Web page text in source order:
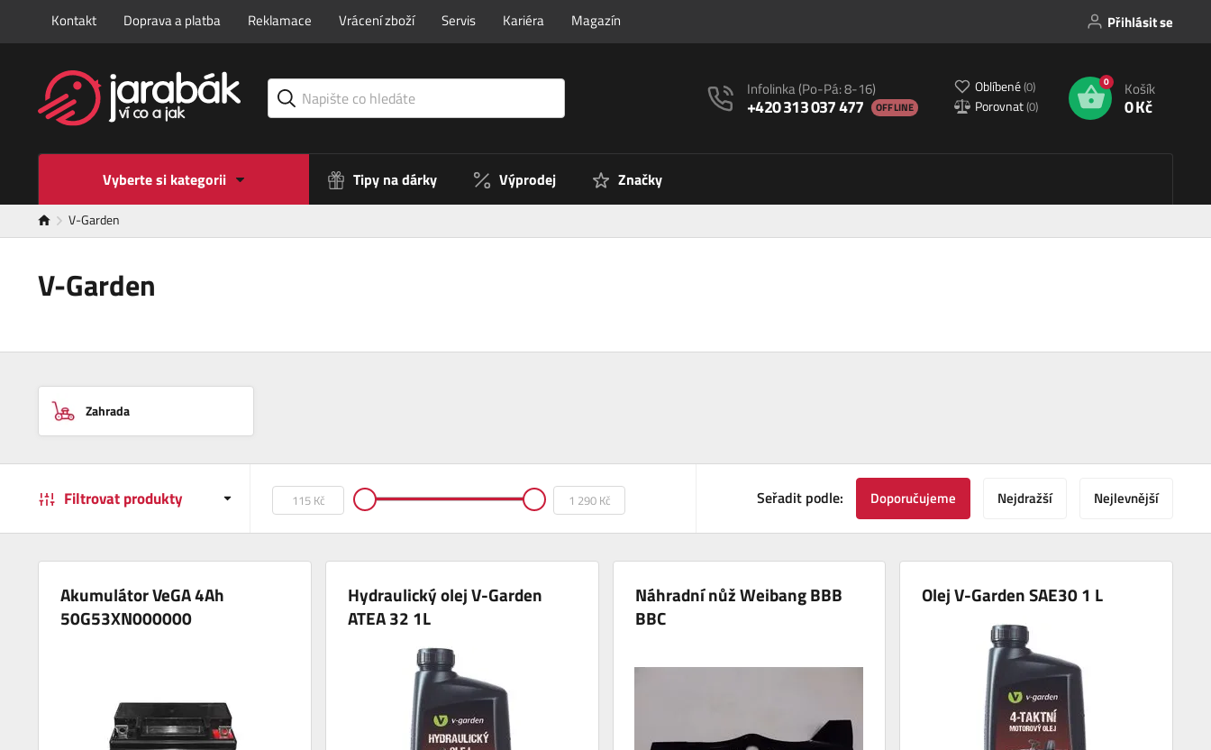
Kontakt Doprava a platba Reklamace Vrácení zboží Servis Kariéra Magazín Přihlásit se
Infolinka(Po-Pá: 8-16)
+420 313 037 477 OFFLINE
Oblíbené(0)
Porovnat(0)
0 Košík
0 Kč
Vyberte si kategorii Tipy na dárky Výprodej Značky
V-Garden
V-Garden
Zahrada
Filtrovat produkty Seřadit podle: Doporučujeme Nejdražší Nejlevnější
Akumulátor VeGA 4Ah
50G53XN000000
Hydraulický olej V-Garden
ATEA 32 1L
Náhradní nůž Weibang BBB
BBC
Olej V-Garden SAE30 1 L